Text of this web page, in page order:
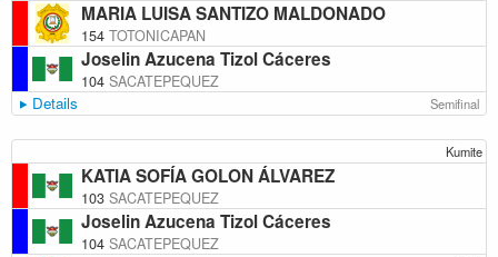
MARIA LUISA SANTIZO MALDONADO
154 TOTONICAPAN
Joselin Azucena Tizol Cáceres
104 SACATEPEQUEZ
Details Semifinal
Kumite
KATIA SOFÍA GOLON ÁLVAREZ
103 SACATEPEQUEZ
Joselin Azucena Tizol Cáceres
104 SACATEPEQUEZ